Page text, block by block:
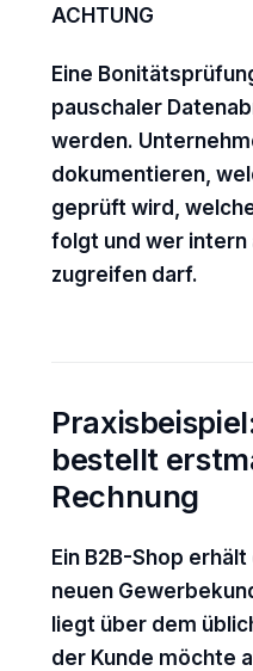
ACHTUNG
Eine
pauschaler
werden.
dokumentieren,
geprüft wird,
folgt und wer intern
zugreifen darf.
bestellt
Rechnung
Ein B2B-Shop
neuen
liegt über dem
der Kunde möchte